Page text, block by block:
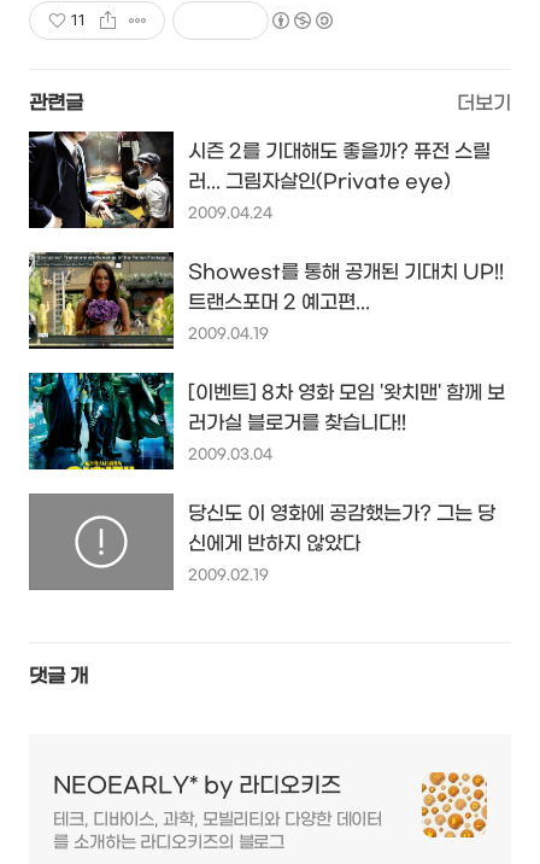
11
관련글 더보기
시즌 2를 기대해도 좋을까? 퓨전 스릴
러... 그림자살인(Private eye)
2009.04.24
Showest를 통해 공개된 기대치 UP!!
트랜스포머 2 예고편...
2009.04.19
[이벤트] 8차 영화 모임 '왓치맨' 함께 보
러가실 블로거를 찾습니다!!
2009.03.04
당신도 이 영화에 공감했는가? 그는 당
신에게 반하지 않았다
2009.02.19
댓글 개
NEOEARLY* by 라디오키즈
테크, 디바이스, 과학, 모빌리티와 다양한 데이터
를 소개하는 라디오키즈의 블로그